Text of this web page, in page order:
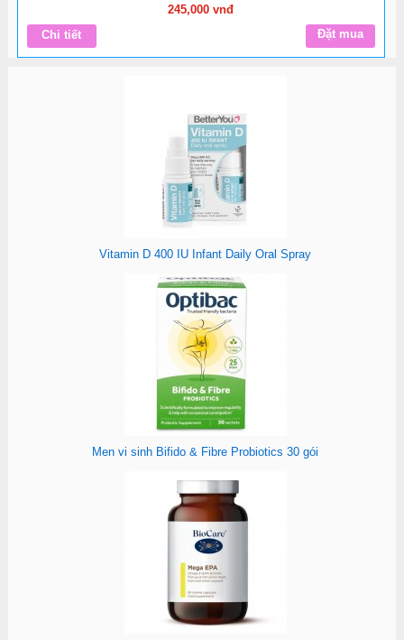
245,000 vnđ
Chi tiết
Đặt mua
Vitamin D 400 IU Infant Daily Oral Spray
Men vi sinh Bifido & Fibre Probiotics 30 gói